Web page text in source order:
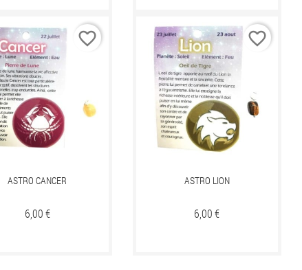
favorite_border
ASTRO CANCER
Prix
6,00 €
favorite_border
ASTRO LION
Prix
6,00 €